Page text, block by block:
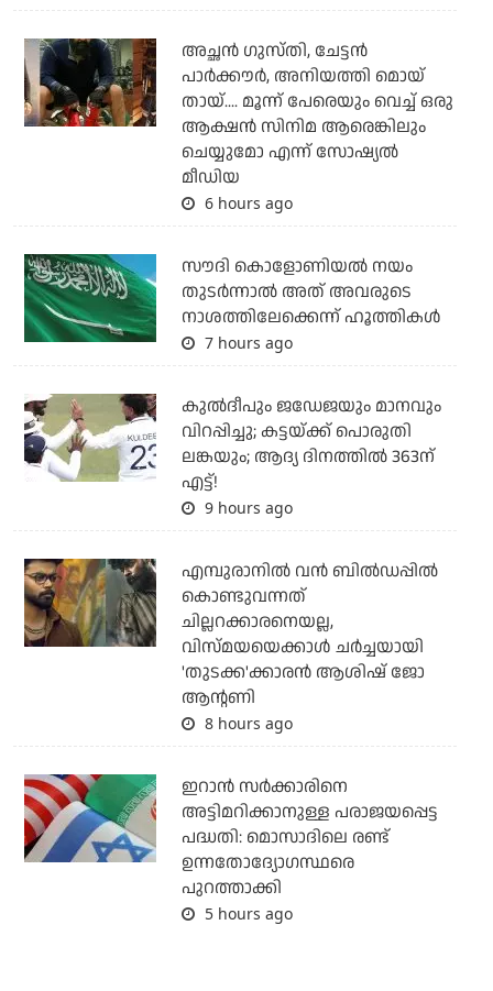
അച്ഛന്‍ ഗുസ്തി, ചേട്ടന്‍
പാര്‍ക്കൗര്‍, അനിയത്തി മൊയ്
തായ്.... മൂന്ന് പേരെയും വെച്ച് ഒരു
ആക്ഷന്‍ സിനിമ ആരെങ്കിലും
ചെയ്യുമോ എന്ന് സോഷ്യല്‍
മീഡിയ
6 hours ago
സൗദി കൊളോണിയല്‍ നയം
തുടര്‍ന്നാല്‍ അത് അവരുടെ
നാശത്തിലേക്കെന്ന് ഹൂത്തികള്‍
7 hours ago
കുല്‍ദീപും ജഡേജയും മാനവും
വിറപ്പിച്ചു; കട്ടയ്ക്ക് പൊരുതി
ലങ്കയും; ആദ്യ ദിനത്തില്‍ 363ന്
എട്ട്!
9 hours ago
എമ്പുരാനില്‍ വന്‍ ബില്‍ഡപ്പില്‍
കൊണ്ടുവന്നത്
ചില്ലറക്കാരനെയല്ല,
വിസ്മയയെക്കാള്‍ ചര്‍ച്ചയായി
'തുടക്ക'ക്കാരന്‍ ആശിഷ് ജോ
ആന്റണി
8 hours ago
ഇറാന്‍ സര്‍ക്കാരിനെ
അട്ടിമറിക്കാനുള്ള പരാജയപ്പെട്ട
പദ്ധതി: മൊസാദിലെ രണ്ട്
ഉന്നതോദ്യോഗസ്ഥരെ
പുറത്താക്കി
5 hours ago